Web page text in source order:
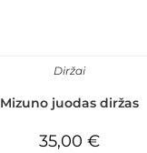
Diržai
Mizuno juodas diržas
35,00€